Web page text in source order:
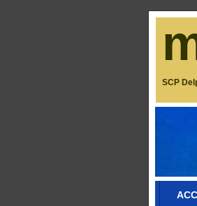
SCP